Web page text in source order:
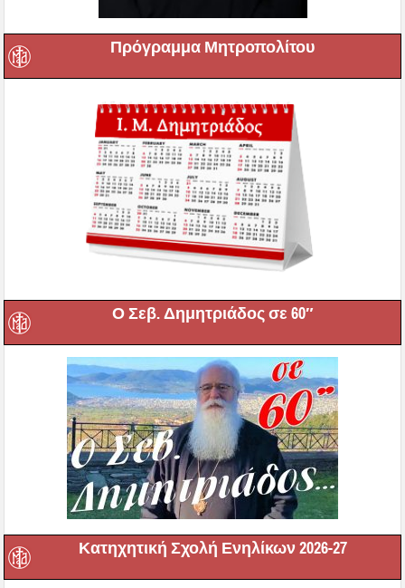
Πρόγραμμα Μητροπολίτου
Ο Σεβ. Δημητριάδος σε 60″
Κατηχητική Σχολή Ενηλίκων 2026-27